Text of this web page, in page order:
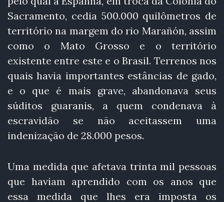
Sacramento, cedia 500.000 quilômetros de
território na margem do rio Marañón, assim
como o Mato Grosso e o território
existente entre este e o Brasil. Terrenos nos
quais havia importantes estâncias de gado,
e o que é mais grave, abandonava seus
súditos guaranis, a quem condenava à
escravidão se não aceitassem uma
indenização de 28.000 pesos.
Uma medida que afetava trinta mil pessoas
que haviam aprendido com os anos que
essa medida que lhes era imposta os